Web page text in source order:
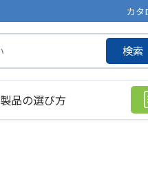
カタ
検索
製品の選び方